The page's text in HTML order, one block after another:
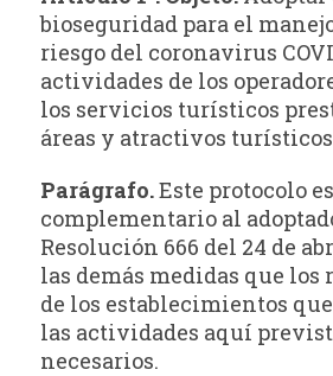
bioseguridad para el
riesgo del coronavirus
actividades de los
los servicios turísticos
áreas y atractivos
Parágrafo.Este protocolo es
complementario al
Resolución 666 del 24 de
las demás medidas que los
de los establecimientos
las actividades aquí
necesarios.